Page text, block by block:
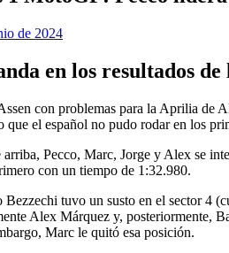
de 2024
en los resultados
con problemas para la Aprilia de
que el español no pudo rodar en los
Pecco, Marc, Jorge y Alex se
con un tiempo de 1:32.980.
tuvo un susto en el sector 4
Alex Márquez y, posteriormente,
Marc le quitó esa posición.